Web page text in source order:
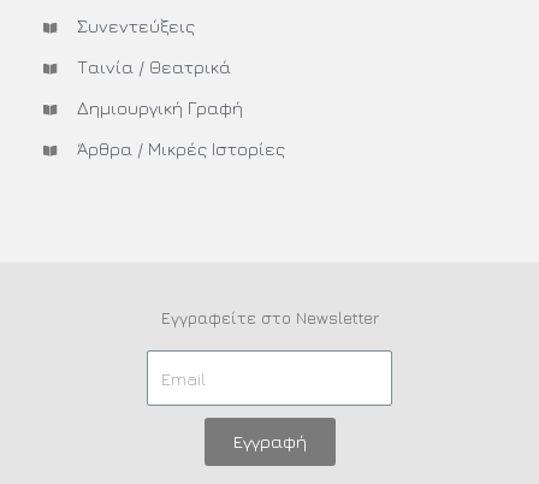
Συνεντεύξεις
Ταινία / Θεατρικά
Δημιουργική Γραφή
Άρθρα / Μικρές Ιστορίες
Εγγραφείτε στο Newsletter
Εγγραφή